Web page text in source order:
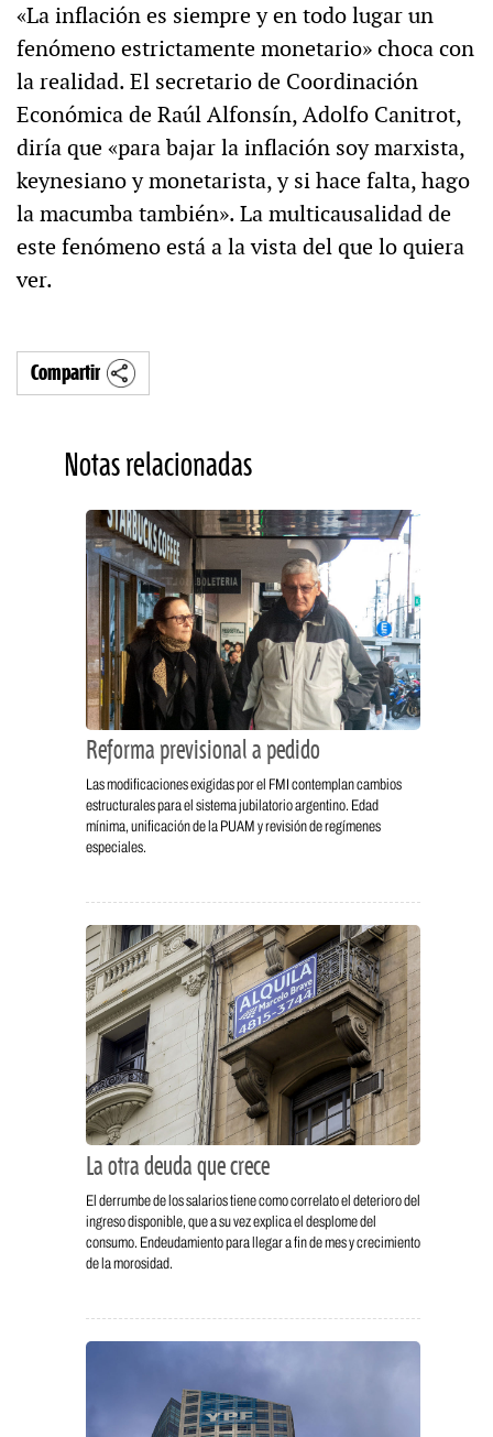
«La inflación es siempre y en todo lugar un
fenómeno estrictamente monetario» choca con
la realidad. El secretario de Coordinación
Económica de Raúl Alfonsín, Adolfo Canitrot,
diría que «para bajar la inflación soy marxista,
keynesiano y monetarista, y si hace falta, hago
la macumba también». La multicausalidad de
este fenómeno está a la vista del que lo quiera
ver.
Compartir
Notas relacionadas
Reforma previsional a pedido
Las modificaciones exigidas por el FMI contemplan cambios
estructurales para el sistema jubilatorio argentino. Edad
mínima, unificación de la PUAM y revisión de regímenes
especiales.
La otra deuda que crece
El derrumbe de los salarios tiene como correlato el deterioro del
ingreso disponible, que a su vez explica el desplome del
consumo. Endeudamiento para llegar a fin de mes y crecimiento
de la morosidad.